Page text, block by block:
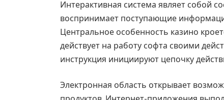
Интерактивная система являет собой
воспринимает поступающие
Центральное особенность казино
действует на работу софта своими
инструкция инициируют цепочку
Электронная область открывает